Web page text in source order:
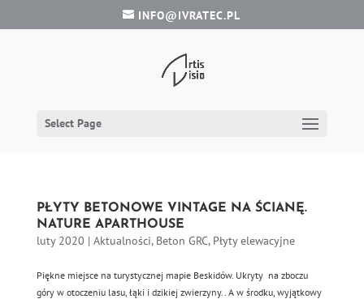
INFO@IVRATEC.PL
Select Page
PŁYTY BETONOWE VINTAGE NA ŚCIANĘ.
NATURE APARTHOUSE
luty 2020 | Aktualności, Beton GRC, Płyty elewacyjne
Piękne miejsce na turystycznej mapie Beskidów. Ukryty na zboczu
góry w otoczeniu lasu, łąki i dzikiej zwierzyny.. A w środku, wyjątkowy